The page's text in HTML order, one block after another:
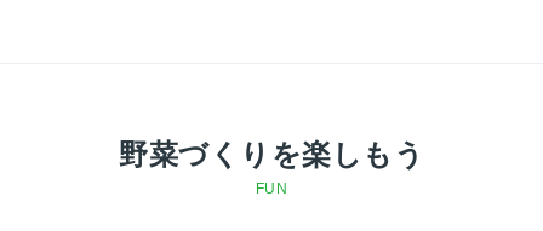
野菜づくりを楽しもう
FUN